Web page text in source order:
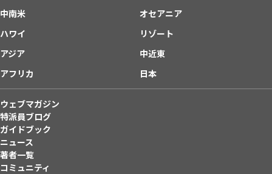
中南米
オセアニア
ハワイ
リゾート
アジア
中近東
アフリカ
日本
ウェブマガジン
特派員ブログ
ガイドブック
ニュース
著者一覧
コミュニティ